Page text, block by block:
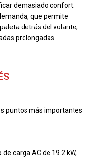
demasiado confort.
que permite
detrás del volante,
prolongadas.
puntos más importantes
carga AC de 19.2 kW,